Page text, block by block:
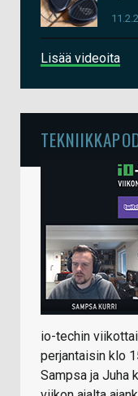
Lisää videoita
io-techin
perjantaisin klo
Sampsa ja Juha